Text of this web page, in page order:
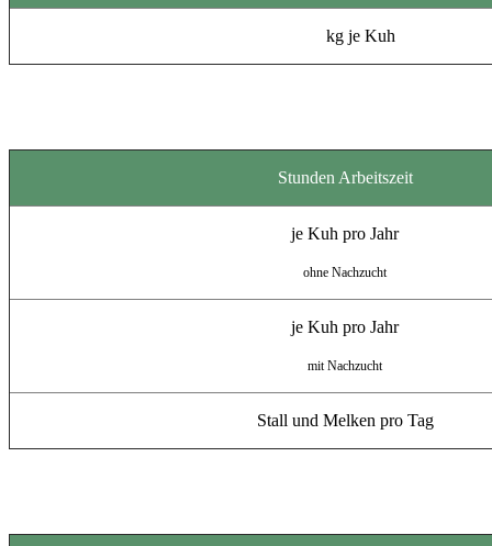
kg je Kuh
Stunden Arbeitszeit
je Kuh pro Jahr
ohne Nachzucht
je Kuh pro Jahr
mit Nachzucht
Stall und Melken pro Tag